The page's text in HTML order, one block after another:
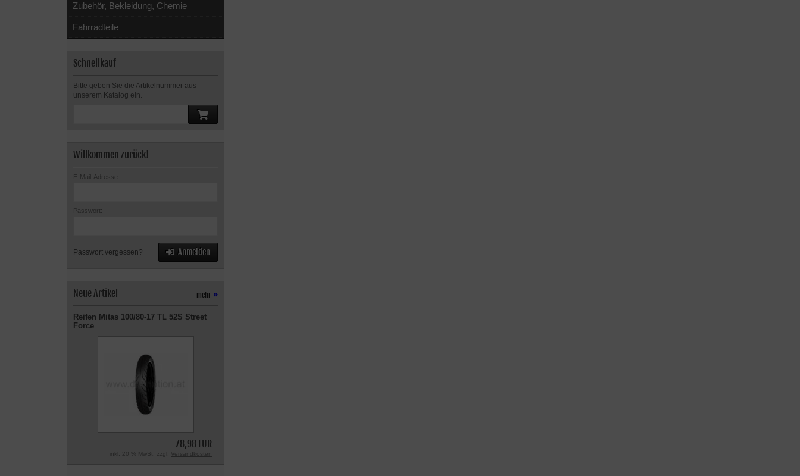
Zubehör, Bekleidung, Chemie
Fahrradteile
Schnellkauf
Bitte geben Sie die Artikelnummer aus
unserem Katalog ein.
Willkommen zurück!
E-Mail-Adresse:
Passwort:
Passwort vergessen? Anmelden
Neue Artikel mehr »
Reifen Mitas 100/80-17 TL 52S Street
Force
78,98 EUR
inkl. 20 % MwSt. zzgl. Versandkosten